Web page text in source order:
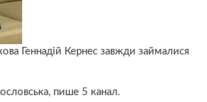
Геннадій Кернес завжди займалися
пише 5 канал.